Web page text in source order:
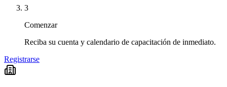
3
Comenzar
Reciba su cuenta y calendario de capacitación de inmediato.
Registrarse